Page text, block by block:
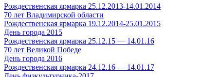
Рождественская ярмарка 25.12.2013-14.01.2014
70 лет Владимирской области
Рождественская ярмарка 19.12.2014-25.01.2015
День города 2015
Рождественская ярмарка 25.12.15 — 14.01.16
70 лет Великой Победе
День города 2016
Рождественская ярмарка 24.12.16 — 14.01.17